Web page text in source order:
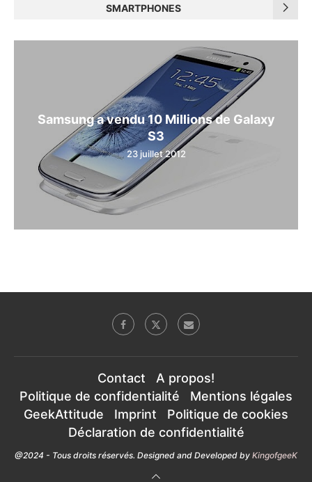
SMARTPHONES
Samsung a vendu 10 Millions de Galaxy
S3
23 juillet 2012
Contact
A propos!
Politique de confidentialité
Mentions légales
GeekAttitude
Imprint
Politique de cookies
Déclaration de confidentialité
@2024 - Tous droits réservés. Designed and Developed by KingofgeeK